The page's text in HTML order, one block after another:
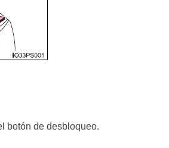
botón de desbloqueo.